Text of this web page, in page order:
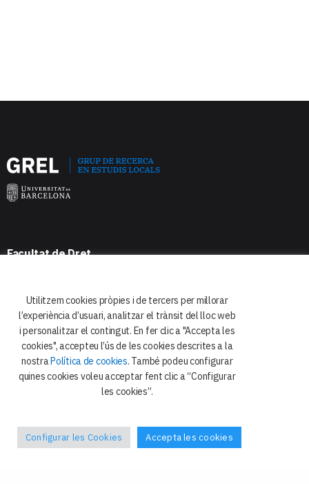
Facultat de Dret
Avda. Diagonal 684
08034 Barcelona
Política de privacitat
Utilitzem cookies pròpies i de tercers per millorar
l’experiència d’usuari, analitzar el trànsit del lloc web
i personalitzar el contingut. En fer clic a "Accepta les
cookies", accepteu l’ús de les cookies descrites a la
nostraPolítica de cookies. També podeu configurar
quines cookies voleu acceptar fent clic a “Configurar
les cookies”.
Configurar les Cookies Accepta les cookies